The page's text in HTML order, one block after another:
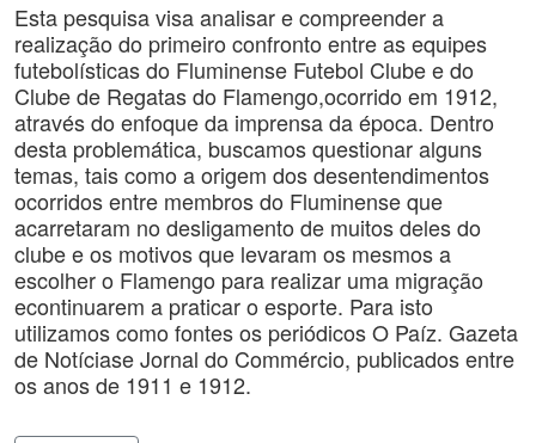
Esta pesquisa visa analisar e compreender a
realização do primeiro confronto entre as equipes
futebolísticas do Fluminense Futebol Clube e do
Clube de Regatas do Flamengo,ocorrido em 1912,
através do enfoque da imprensa da época. Dentro
desta problemática, buscamos questionar alguns
temas, tais como a origem dos desentendimentos
ocorridos entre membros do Fluminense que
acarretaram no desligamento de muitos deles do
clube e os motivos que levaram os mesmos a
escolher o Flamengo para realizar uma migração
econtinuarem a praticar o esporte. Para isto
utilizamos como fontes os periódicos O Paíz. Gazeta
de Notíciase Jornal do Commércio, publicados entre
os anos de 1911 e 1912.